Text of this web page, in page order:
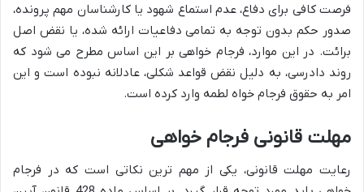
فرصت کافی برای دفاع، عدم استماع شهود یا کارشناسان مهم پرونده،
صدور حکم بدون توجه به تمامی دفاعیات ارائه شده، یا نقض اصل
برائت. در این موارد، فرجام خواهی بر این اساس مطرح می شود که
روند دادرسی، به دلیل نقض قواعد شکلی، عادلانه نبوده است و این
امر به حقوق فرجام خواه لطمه وارد کرده است.
مهلت قانونی فرجام خواهی
رعایت مهلت قانونی، یکی از مهم ترین نکاتی است که در فرجام